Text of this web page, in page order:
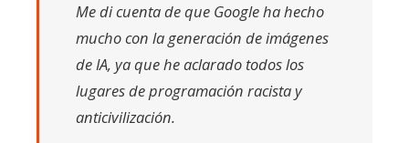
Me di cuenta de que Google ha hecho
mucho con la generación de imágenes
de IA, ya que he aclarado todos los
lugares de programación racista y
anticivilización.